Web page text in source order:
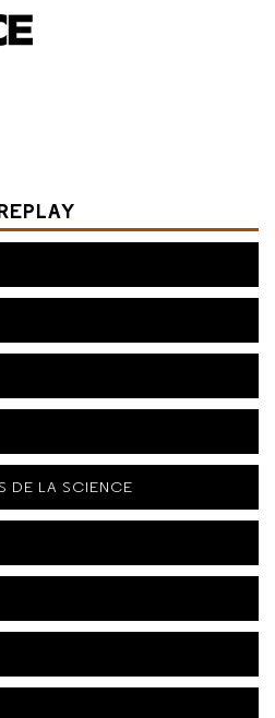
DE LA SCIENCE